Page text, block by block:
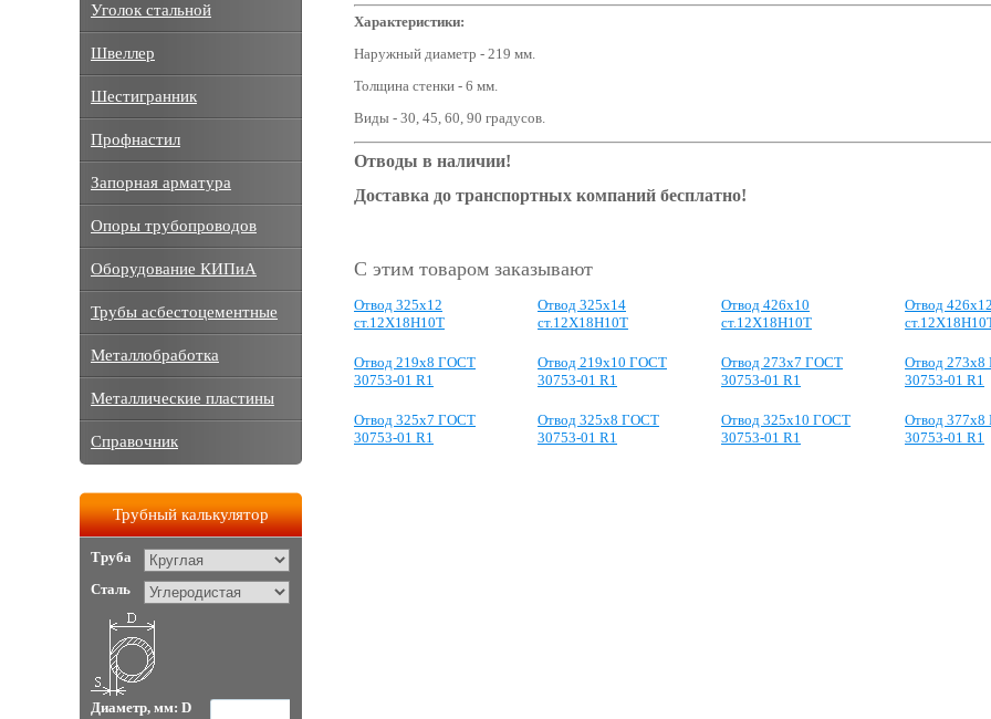
Характеристики:
Наружный диаметр - 219 мм.
Толщина стенки - 6 мм.
Виды - 30, 45, 60, 90 градусов.
Отводы в наличии!
Доставка до транспортных компаний бесплатно!
С этим товаром заказывают
Отвод 325х12
ст.12Х18Н10Т
Отвод 325х14
ст.12Х18Н10Т
Отвод 426х10
ст.12Х18Н10Т
Отвод 426х12
Отвод 219х8 ГОСТ
30753-01 R1
Отвод 219x10 ГОСТ
30753-01 R1
Отвод 273x7 ГОСТ
30753-01 R1
Отвод
30753-01 R1
Отвод 325x7 ГОСТ
30753-01 R1
Отвод 325x8 ГОСТ
30753-01 R1
Отвод 325x10 ГОСТ
30753-01 R1
Отвод
30753-01 R1
Уголок стальной
Швеллер
Шестигранник
Профнастил
Запорная арматура
Опоры трубопроводов
Оборудование КИПиА
Трубы асбестоцементные
Металлобработка
Металлические пластины
Справочник
Трубный калькулятор
Труба
Сталь
Диаметр, мм: D